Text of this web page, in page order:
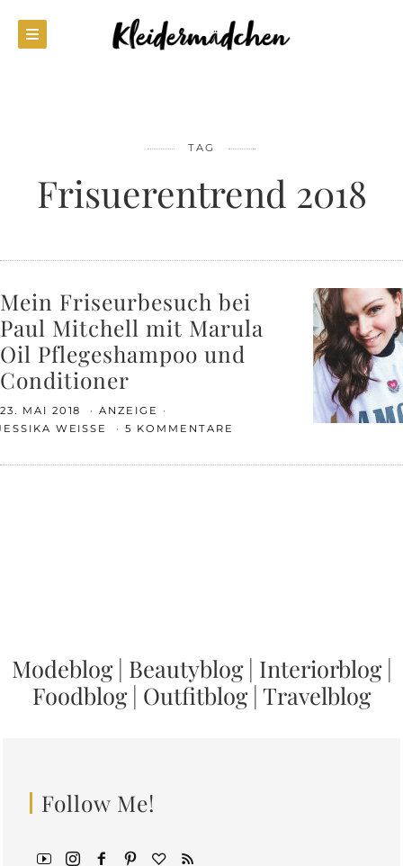
TAG
Frisuerentrend 2018
Mein Friseurbesuch bei
Paul Mitchell mit Marula
Oil Pflegeshampoo und
Conditioner
23. MAI 2018
ANZEIGE
WEISSE
5 KOMMENTARE
Modeblog| Beautyblog| Interiorblog|
Foodblog| Outfitblog| Travelblog
Follow Me!